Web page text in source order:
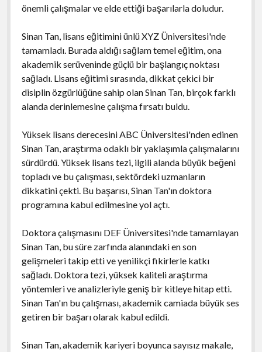
önemli çalışmalar ve elde ettiği başarılarla doludur.
Sinan Tan, lisans eğitimini ünlü XYZ Üniversitesi'nde
tamamladı. Burada aldığı sağlam temel eğitim, ona
akademik serüveninde güçlü bir başlangıç noktası
sağladı. Lisans eğitimi sırasında, dikkat çekici bir
disiplin özgürlüğüne sahip olan Sinan Tan, birçok farklı
alanda derinlemesine çalışma fırsatı buldu.
Yüksek lisans derecesini ABC Üniversitesi'nden edinen
Sinan Tan, araştırma odaklı bir yaklaşımla çalışmalarını
sürdürdü. Yüksek lisans tezi, ilgili alanda büyük beğeni
topladı ve bu çalışması, sektördeki uzmanların
dikkatini çekti. Bu başarısı, Sinan Tan'ın doktora
programına kabul edilmesine yol açtı.
Doktora çalışmasını DEF Üniversitesi'nde tamamlayan
Sinan Tan, bu süre zarfında alanındaki en son
gelişmeleri takip etti ve yenilikçi fikirlerle katkı
sağladı. Doktora tezi, yüksek kaliteli araştırma
yöntemleri ve analizleriyle geniş bir kitleye hitap etti.
Sinan Tan'ın bu çalışması, akademik camiada büyük ses
getiren bir başarı olarak kabul edildi.
Sinan Tan, akademik kariyeri boyunca sayısız makale,